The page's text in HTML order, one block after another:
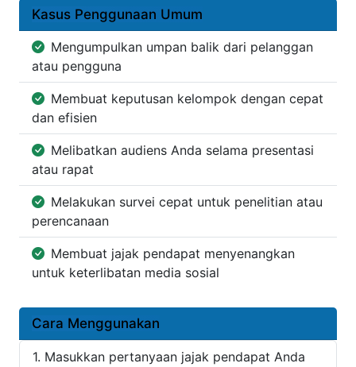
Kasus Penggunaan Umum
Mengumpulkan umpan balik dari pelanggan
atau pengguna
Membuat keputusan kelompok dengan cepat
dan efisien
Melibatkan audiens Anda selama presentasi
atau rapat
Melakukan survei cepat untuk penelitian atau
perencanaan
Membuat jajak pendapat menyenangkan
untuk keterlibatan media sosial
Cara Menggunakan
Masukkan pertanyaan jajak pendapat Anda